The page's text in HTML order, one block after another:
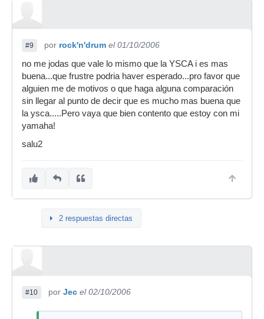
#9 por rock'n'drum el 01/10/2006
no me jodas que vale lo mismo que la YSCA i es mas
buena...que frustre podria haver esperado...pro favor que
alguien me de motivos o que haga alguna comparación
sin llegar al punto de decir que es mucho mas buena que
la ysca.....Pero vaya que bien contento que estoy con mi
yamaha!
salu2
2 respuestas directas
#10 por Jec el 02/10/2006